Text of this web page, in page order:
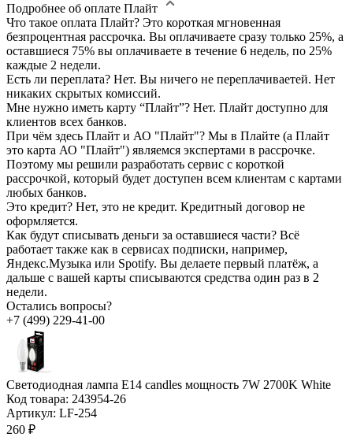
Подробнее об оплате Плайт
Что такое оплата Плайт? Это короткая мгновенная
безпроцентная рассрочка. Вы оплачиваете сразу только 25%, а
оставшиеся 75% вы оплачиваете в течение 6 недель, по 25%
каждые 2 недели.
Есть ли переплата? Нет. Вы ничего не переплачиваетей. Нет
никаких скрытых комиссий.
Мне нужно иметь карту “Плайт”? Нет. Плайт доступно для
клиентов всех банков.
При чём здесь Плайт и АО "Плайт"? Мы в Плайте (а Плайт
это карта АО "Плайт") являемся экспертами в рассрочке.
Поэтому мы решили разработать сервис с короткой
рассрочкой, который будет доступен всем клиентам с картами
любых банков.
Это кредит? Нет, это не кредит. Кредитный договор не
оформляется.
Как будут списывать деньги за оставшиеся части? Всё
работает также как в сервисах подписки, например,
Яндекс.Музыка или Spotify. Вы делаете первый платёж, а
дальше с вашей карты списываются средства один раз в 2
недели.
Остались вопросы?
+7 (499) 229-41-00
Светодиодная лампа E14 candles мощность 7W 2700K White
Код товара: 243954-26
Артикул: LF-254
260 ₽